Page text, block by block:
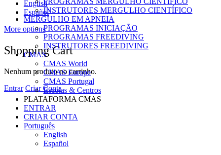
English
Español
More options
Shopping Cart
Nenhum produto no carrinho.
Entrar Criar Conta
INSTRUTORES MERGULHO CIENTÍFICO
MERGULHO EM APNEIA
PROGRAMAS INICIAÇÃO
PROGRAMAS FREEDIVING
INSTRUTORES FREEDIVING
CMAS
CMAS World
CMAS Europe
CMAS Portugal
Escolas & Centros
PLATAFORMA CMAS
ENTRAR
CRIAR CONTA
Português
English
Español